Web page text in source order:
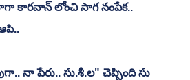
కారవాన్ లోంచి సాగ నంపేక..
నా పేరు.. సు.శీ.ల" చెప్పింది సు